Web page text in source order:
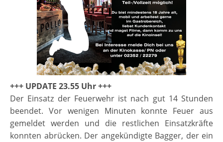
+++ UPDATE 23.55 Uhr +++
Der Einsatz der Feuerwehr ist nach gut 14 Stunden
beendet. Vor wenigen Minuten konnte Feuer aus
gemeldet werden und die restlichen Einsatzkräfte
konnten abrücken. Der angekündigte Bagger, der ein